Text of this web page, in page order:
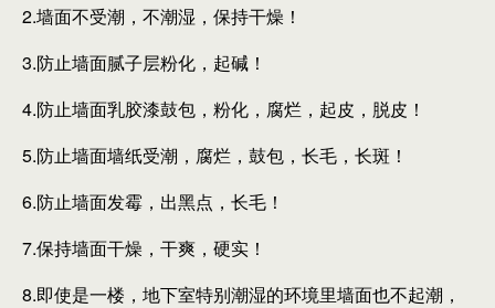
2.墙面不受潮，不潮湿，保持干燥！
3.防止墙面腻子层粉化，起碱！
4.防止墙面乳胶漆鼓包，粉化，腐烂，起皮，脱皮！
5.防止墙面墙纸受潮，腐烂，鼓包，长毛，长斑！
6.防止墙面发霉，出黑点，长毛！
7.保持墙面干燥，干爽，硬实！
8.即使是一楼，地下室特别潮湿的环境里墙面也不起潮，